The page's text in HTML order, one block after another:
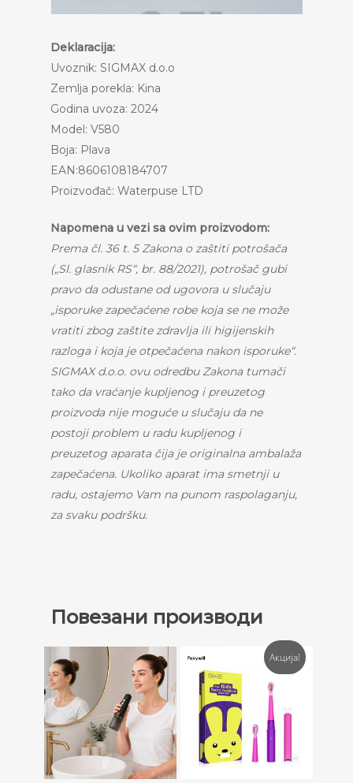
Deklaracija:
Uvoznik: SIGMAX d.o.o
Zemlja porekla: Kina
Godina uvoza: 2024
Model: V580
Boja: Plava
EAN:8606108184707
Proizvođač: Waterpuse LTD
Napomena u vezi sa ovim proizvodom:
Prema čl. 36 t. 5 Zakona o zaštiti potrošača
(„Sl. glasnik RS“, br. 88/2021), potrošač gubi
pravo da odustane od ugovora u slučaju
„isporuke zapečaćene robe koja se ne može
vratiti zbog zaštite zdravlja ili higijenskih
razloga i koja je otpečaćena nakon isporuke“.
SIGMAX d.o.o. ovu odredbu Zakona tumači
tako da vraćanje kupljenog i preuzetog
proizvoda nije moguće u slučaju da ne
postoji problem u radu kupljenog i
preuzetog aparata čija je originalna ambalaža
zapečaćena. Ukoliko aparat ima smetnji u
radu, ostajemo Vam na punom raspolaganju,
za svaku podršku.
Повезани производи
Акција!